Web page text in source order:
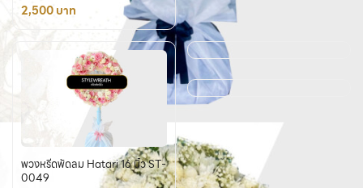
2,500 บาท
พวงหรีดพัดลม Hatari 16 นิ้ว ST-
0049